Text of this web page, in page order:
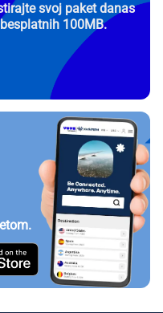
svoj paket danas
100MB.